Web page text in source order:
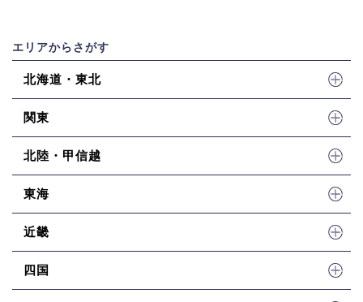
エリアからさがす
北海道・東北
関東
北陸・甲信越
東海
近畿
四国